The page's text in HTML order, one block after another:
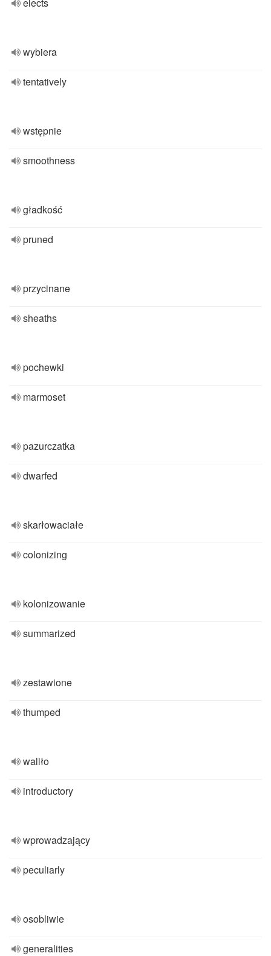
wybiera
tentatively
wstępnie
smoothness
gładkość
pruned
przycinane
sheaths
pochewki
marmoset
pazurczatka
dwarfed
skarłowaciałe
colonizing
kolonizowanie
summarized
zestawione
thumped
waliło
introductory
wprowadzający
peculiarly
osobliwie
generalities